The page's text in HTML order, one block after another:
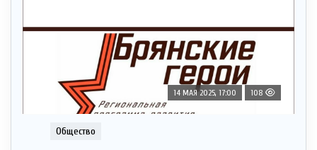
14 МАЯ 2025, 17:00 108
Общество